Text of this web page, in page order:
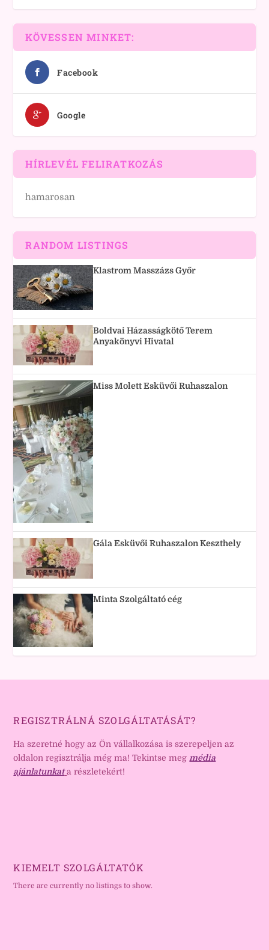
KÖVESSEN MINKET:
Facebook
Google
HÍRLEVÉL FELIRATKOZÁS
hamarosan
RANDOM LISTINGS
Klastrom Masszázs Győr
Boldvai Házasságkötő Terem
Anyakönyvi Hivatal
Miss Molett Esküvői Ruhaszalon
Gála Esküvői Ruhaszalon Keszthely
Minta Szolgáltató cég
REGISZTRÁLNÁ SZOLGÁLTATÁSÁT?
Ha szeretné hogy az Ön vállalkozása is szerepeljen az
oldalon regisztrálja még ma! Tekintse meg média
ajánlatunkat a részletekért!
KIEMELT SZOLGÁLTATÓK
There are currently no listings to show.